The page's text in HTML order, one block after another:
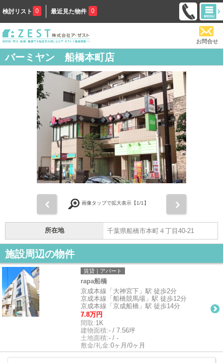
検討リスト 0 最近見た物件 0
お問合せ
バーミヤン 船橋本町店
画像タップで拡大表示【1/1】
所在地 千葉県船橋市本町４丁目40-21
施設周辺の物件
賃貸｜アパート
rapa船橋
京成本線「大神宮下」駅 徒歩2分
京成本線「船橋競馬場」駅 徒歩12分
京成本線「京成船橋」駅 徒歩14分
7.8万円
間取:1K
建物面積:- / 7.56坪
土地面積:- / -
敷金/礼金:0ヶ月/0ヶ月